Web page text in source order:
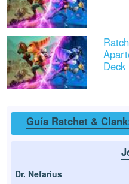
Deck
Guía Ratchet &
Dr. Nefarius